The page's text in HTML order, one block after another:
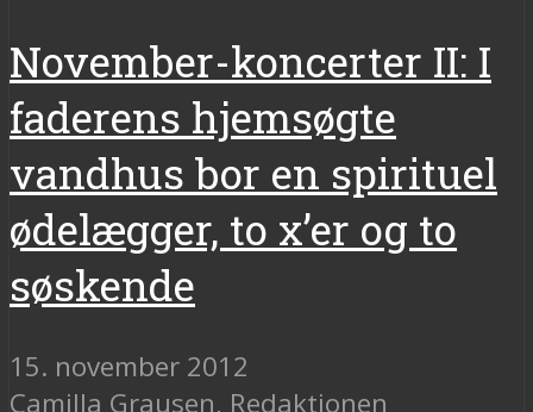
November-koncerter II: I
faderens hjemsøgte
vandhus bor en spirituel
ødelægger, to x’er og to
søskende
15. november 2012
Camilla Grausen, Redaktionen